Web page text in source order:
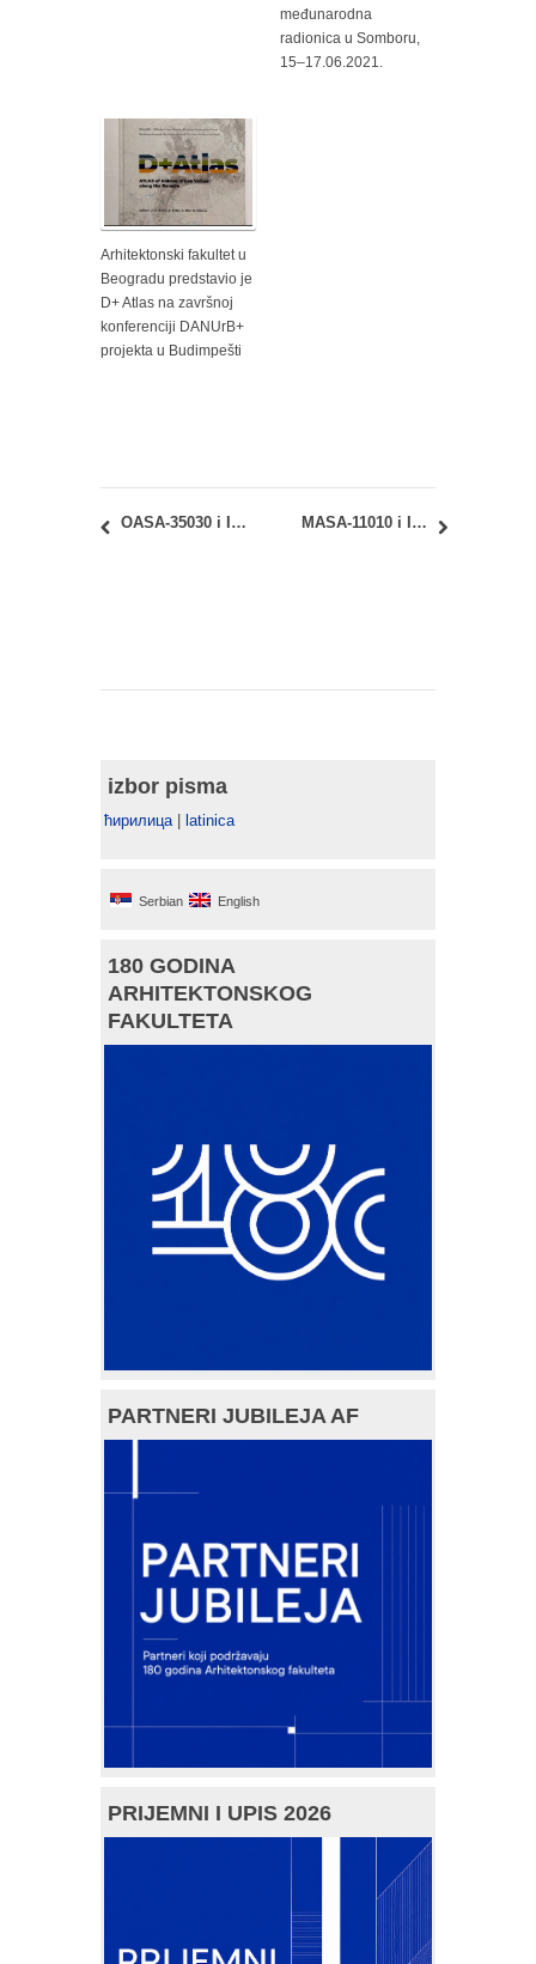
međunarodna
radionica u Somboru,
15–17.06.2021.
Arhitektonski fakultet u
Beogradu predstavio je
D+ Atlas na završnoj
konferenciji DANUrB+
projekta u Budimpešti
OASA-35030 i IASA-35030 – Graditeljsko nasleđe u Srbiji: naknadni kolokvijumi MASA-11010 i IASA-47010 Sociologija i prostor i MASIU-23010 – Urbani prostor kao javno dobro: raspored za polaganje ispita
izbor pisma
ћирилица | latinica
Serbian English
180 GODINA
ARHITEKTONSKOG
FAKULTETA
PARTNERI JUBILEJA AF
PRIJEMNI I UPIS 2026